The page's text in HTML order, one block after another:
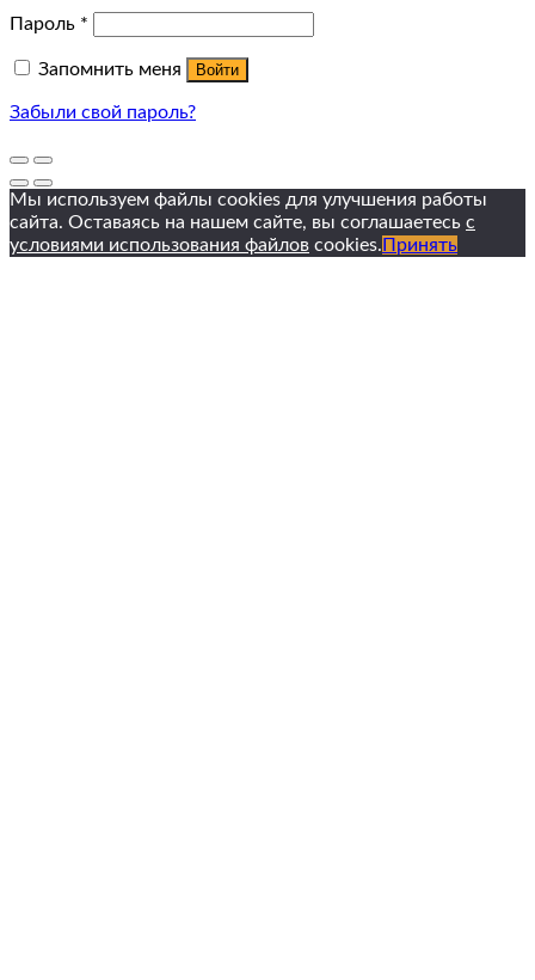
Пароль *
Запомнить меня Войти
Забыли свой пароль?
Мы используем файлы cookies для улучшения работы
сайта. Оставаясь на нашем сайте, вы соглашаетесь с
условиями использования файлов cookies. Принять